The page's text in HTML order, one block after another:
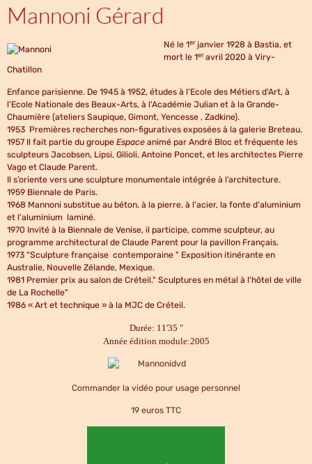
Mannoni Gérard
Né le 1erjanvier 1928 à Bastia, et
mort le 1eravril 2020 à Viry-
Chatillon
Enfance parisienne. De 1945 à 1952, études à l'Ecole des Métiers d'Art, à
l'Ecole Nationale des Beaux-Arts, à l'Académie Julian et à la Grande-
Chaumière (ateliers Saupique, Gimont, Yencesse , Zadkine).
1953 Premières recherches non-figuratives exposées à la galerie Breteau.
1957 Il fait partie du groupe Espace animé par André Bloc et fréquente les
sculpteurs Jacobsen, Lipsi, Gilioli, Antoine Poncet, et les architectes Pierre
Vago et Claude Parent.
Il s’oriente vers une sculpture monumentale intégrée à l’architecture.
1959 Biennale de Paris.
1968 Mannoni substitue au béton, à la pierre, à l'acier, la fonte d'aluminium
et l'aluminium laminé.
1970 Invité à la Biennale de Venise, il participe, comme sculpteur, au
programme architectural de Claude Parent pour la pavillon Français.
1973 "Sculpture française contemporaine " Exposition itinérante en
Australie, Nouvelle Zélande, Mexique.
1981 Premier prix au salon de Créteil." Sculptures en métal à l'hôtel de ville
de La Rochelle"
1986 « Art et technique » à la MJC de Créteil.
Durée: 11'35 "
Année édition module:2005
Commander la vidéo pour usage personnel
19 euros TTC